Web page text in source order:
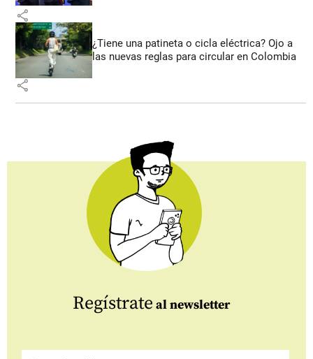
share
¿Tiene una patineta o cicla eléctrica? Ojo a
las nuevas reglas para circular en Colombia
share
Regístrate al newsletter